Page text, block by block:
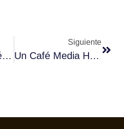
El Salvador, Café En Femenino
Siguiente
Un Café Media Hora Antes De Hacer Ejercicio Aumenta La Quema De Grasas